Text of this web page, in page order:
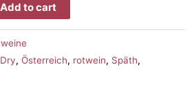
Add to cart
Dry, Österreich, rotwein, Späth,